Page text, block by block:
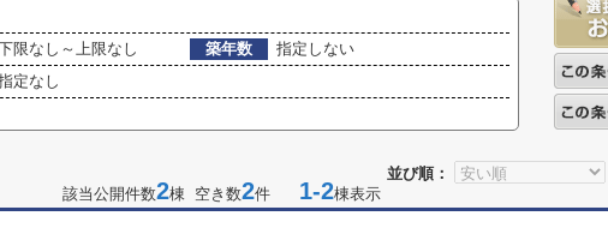
限なし～上限なし 築年数
指定しない
定なし
並び順：
該当公開件数2棟 空き数2件 1-2棟表示